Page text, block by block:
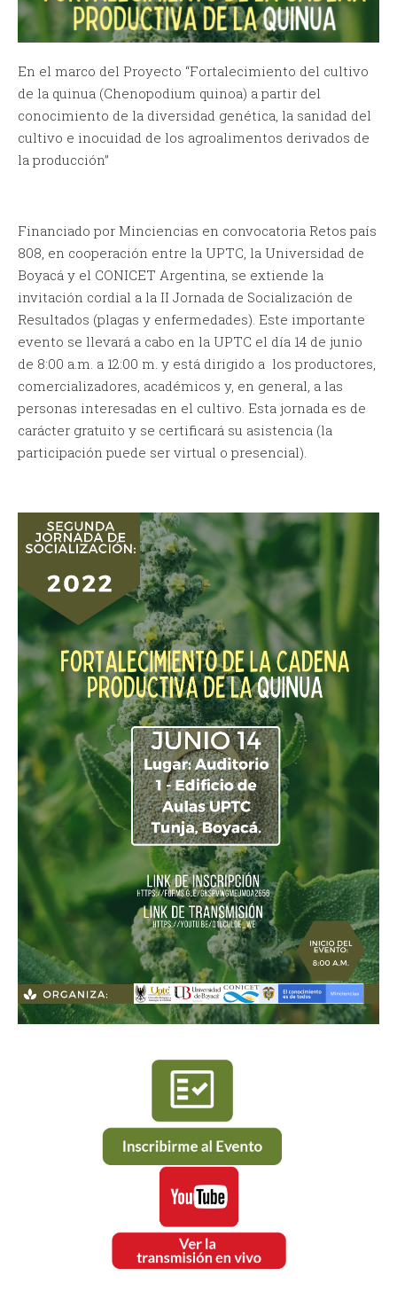
En el marco del Proyecto “Fortalecimiento del cultivo
de la quinua (Chenopodium quinoa) a partir del
conocimiento de la diversidad genética, la sanidad del
cultivo e inocuidad de los agroalimentos derivados de
la producción”
Financiado por Minciencias en convocatoria Retos país
808, en cooperación entre la UPTC, la Universidad de
Boyacá y el CONICET Argentina, se extiende la
invitación cordial a la II Jornada de Socialización de
Resultados (plagas y enfermedades). Este importante
evento se llevará a cabo en la UPTC el día 14 de junio
de 8:00 a.m. a 12:00 m. y está dirigido a los productores,
comercializadores, académicos y, en general, a las
personas interesadas en el cultivo. Esta jornada es de
carácter gratuito y se certificará su asistencia (la
participación puede ser virtual o presencial).